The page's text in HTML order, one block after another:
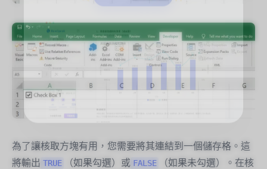
為了讓核取方塊有用，您需要將其連結到一個儲存格。這
將輸出 TRUE （如果勾選）或 FALSE
（如果未勾選）。在核